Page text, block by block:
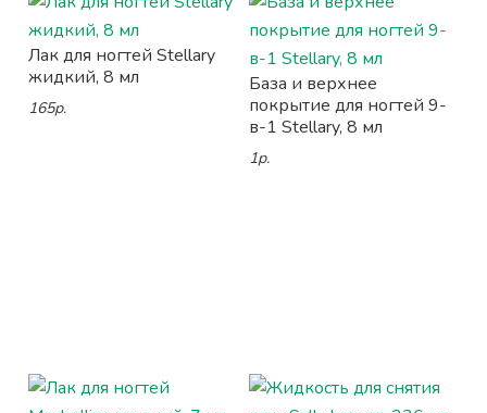
Лак для ногтей Stellary
жидкий, 8 мл
165р.
База и верхнее
покрытие для ногтей 9-
в-1 Stellary, 8 мл
1р.